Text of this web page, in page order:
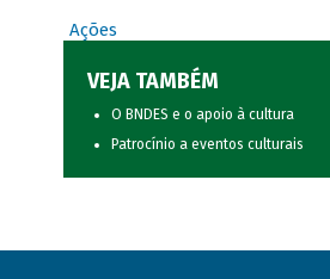
Ações
VEJA TAMBÉM
O BNDES e o apoio à cultura
Patrocínio a eventos culturais